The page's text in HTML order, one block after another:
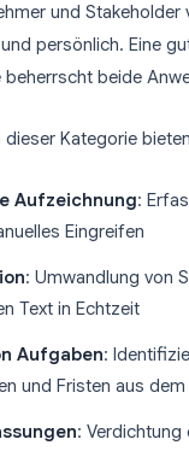
und
persönlich. Eine
beide
dieser Kategorie
Aufzeichnung:
Eingreifen
: Umwandlung von
Text in Echtzeit
Aufgaben:
und Fristen aus
: Verdichtung